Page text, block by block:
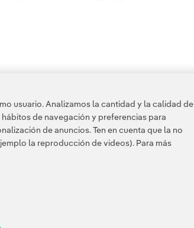
usuario. Analizamos la cantidad y la calidad de
de navegación y preferencias para
de anuncios. Ten en cuenta que la no
la reproducción de videos). Para más